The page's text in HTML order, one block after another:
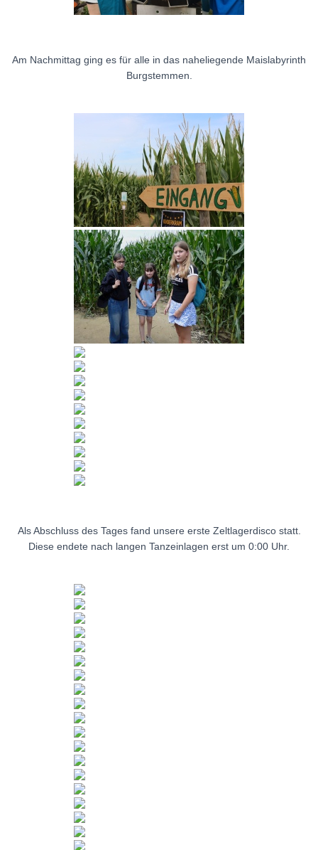
Am Nachmittag ging es für alle in das naheliegende Maislabyrinth
Burgstemmen.
Als Abschluss des Tages fand unsere erste Zeltlagerdisco statt.
Diese endete nach langen Tanzeinlagen erst um 0:00 Uhr.